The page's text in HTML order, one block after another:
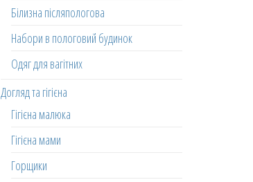
Білизна післяпологова
Набори в пологовий будинок
Одяг для вагітних
Догляд та гігієна
Гігієна малюка
Гігієна мами
Горщики